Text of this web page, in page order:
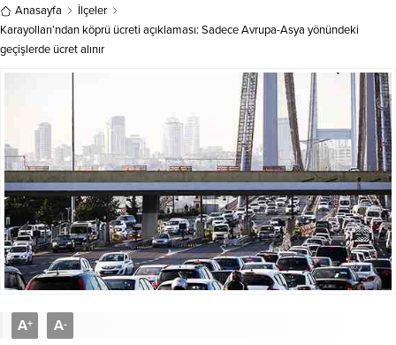
Anasayfa
İlçeler
Karayolları’ndan köprü ücreti açıklaması: Sadece Avrupa-Asya yönündeki
geçişlerde ücret alınır
A+ A-